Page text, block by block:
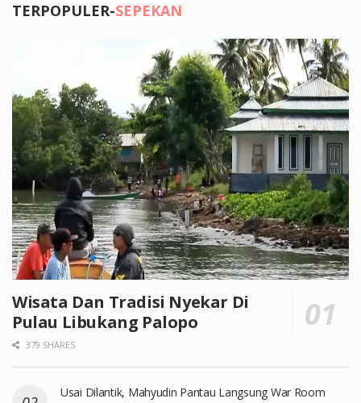
TERPOPULER-SEPEKAN
Wisata Dan Tradisi Nyekar Di
Pulau Libukang Palopo
379 SHARES
Usai Dilantik, Mahyudin Pantau Langsung War Room